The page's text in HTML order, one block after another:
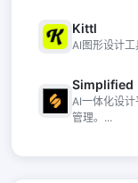
Kittl
AI图形设计
Simplified
AI一体化设
管理。...